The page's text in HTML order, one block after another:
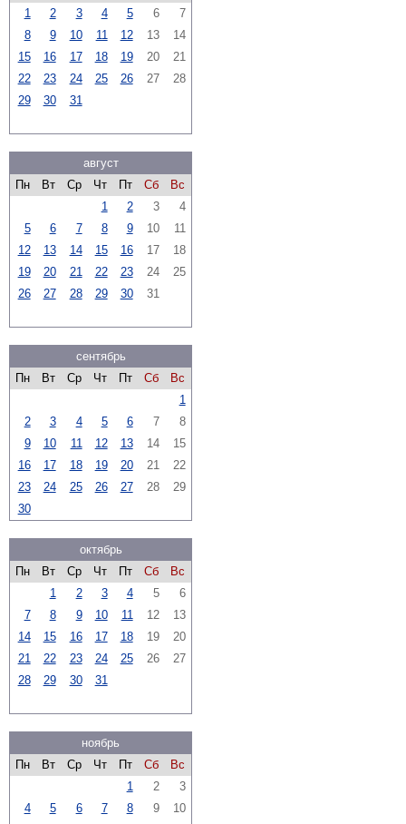
1
2 3 4 5 6
7
8
9 10 11 12 13
14
15
16 17 18 19 20
21
22
23 24 25 26 27
28
29
30 31
август
Пн
Вт Ср Чт Пт Сб
Вс
1
2 3
4
5
6 7 8 9 10
11
12
13 14 15 16 17
18
19
20 21 22 23 24
25
26
27 28 29 30 31
сентябрь
Пн
Вт Ср Чт Пт Сб
Вс
1
2
3 4 5 6 7
8
9
10 11 12 13 14
15
16
17 18 19 20 21
22
23
24 25 26 27 28
29
30
октябрь
Пн
Вт Ср Чт Пт Сб
Вс
1
2 3 4 5
6
7
8 9 10 11 12
13
14
15 16 17 18 19
20
21
22 23 24 25 26
27
28
29 30 31
ноябрь
Пн
Вт Ср Чт Пт Сб
Вс
1
2
3
4
5 6 7 8 9
10